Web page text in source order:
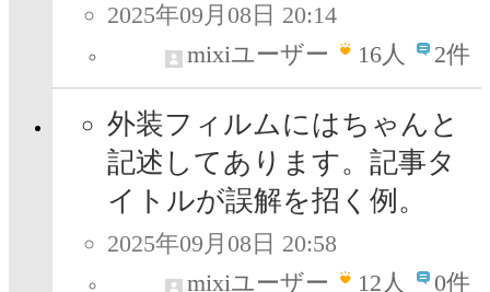
2025年09月08日 20:14
mixiユーザー
16人 2件
外装フィルムにはちゃんと
記述してあります。記事タ
イトルが誤解を招く例。
2025年09月08日 20:58
mixiユーザー
12人 0件